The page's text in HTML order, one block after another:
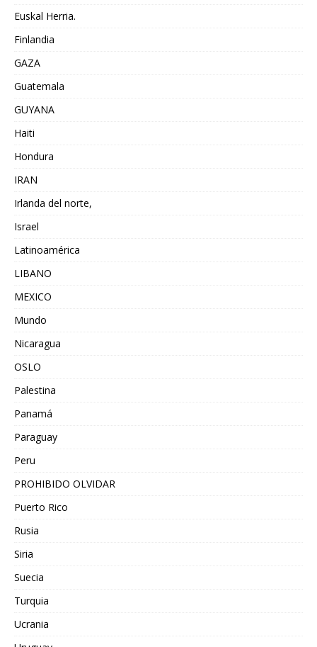
Euskal Herria.
Finlandia
GAZA
Guatemala
GUYANA
Haiti
Hondura
IRAN
Irlanda del norte,
Israel
Latinoamérica
LIBANO
MEXICO
Mundo
Nicaragua
OSLO
Palestina
Panamá
Paraguay
Peru
PROHIBIDO OLVIDAR
Puerto Rico
Rusia
Siria
Suecia
Turquia
Ucrania